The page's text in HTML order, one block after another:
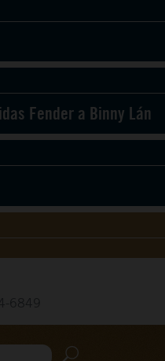
Fender a Binny Lán